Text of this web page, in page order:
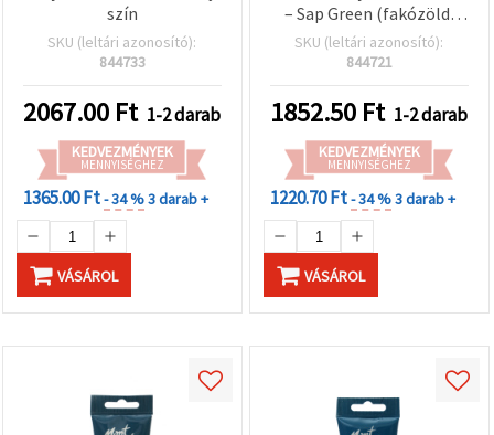
szín
SKU (leltári azonosító):
844733
2067.00 Ft 1-2 darab
KEDVEZMÉNYEK
MENNYISÉGHEZ
1365.00 Ft- 34 %3 darab +
VÁSÁROL
– Sap Green (fakózöld,
olajalapú mélyzöld)
SKU (leltári azonosító):
844721
1852.50 Ft 1-2 darab
KEDVEZMÉNYEK
MENNYISÉGHEZ
1220.70 Ft- 34 %3 darab +
VÁSÁROL